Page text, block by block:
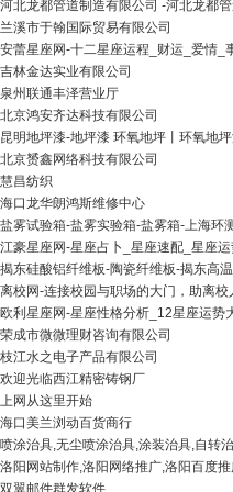
河北龙都管道制造有限公司 -河北龙都
兰溪市于翰国际贸易有限公司
安蕾星座网-十二星座运程_财运_爱情_
吉林金达实业有限公司
泉州联通丰泽营业厅
北京鸿安齐达科技有限公司
昆明地坪漆-地坪漆 环氧地坪丨环氧地
北京赟鑫网络科技有限公司
慧昌纺织
海口龙华朗鸿斯维修中心
盐雾试验箱-盐雾实验箱-盐雾箱-上海环
江豪星座网-星座占卜_星座速配_星座
揭东硅酸铝纤维板-陶瓷纤维板-揭东高
离校网-连接校园与职场的大门，助离
欧利星座网-星座性格分析_12星座运势
荣成市微微理财咨询有限公司
枝江水之电子产品有限公司
欢迎光临西江精密铸钢厂
上网从这里开始
海口美兰浏动百货商行
喷涂治具,无尘喷涂治具,涂装治具,自转
洛阳网站制作,洛阳网络推广,洛阳百度
双翼邮件群发软件